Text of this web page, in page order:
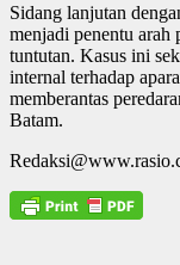
Sidang lanjutan
menjadi penentu arah
tuntutan. Kasus ini
internal terhadap
memberantas
Batam.